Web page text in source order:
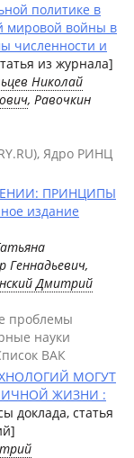
политике в
мировой войны в
численности и
из журнала]
Николай
, Равочкин
Ядро РИНЦ
ПРИНЦИПЫ
издание
Геннадьевич,
Дмитрий
проблемы
науки
ВАК
МОГУТ
ЖИЗНИ :
доклада, статья